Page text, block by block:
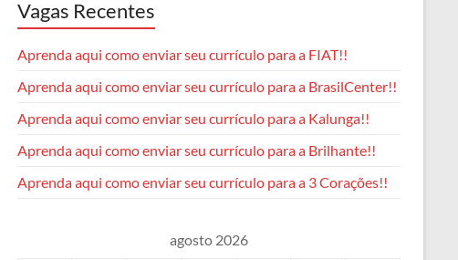
Vagas Recentes
Aprenda aqui como enviar seu currículo para a FIAT!!
Aprenda aqui como enviar seu currículo para a BrasilCenter!!
Aprenda aqui como enviar seu currículo para a Kalunga!!
Aprenda aqui como enviar seu currículo para a Brilhante!!
Aprenda aqui como enviar seu currículo para a 3 Corações!!
agosto 2026